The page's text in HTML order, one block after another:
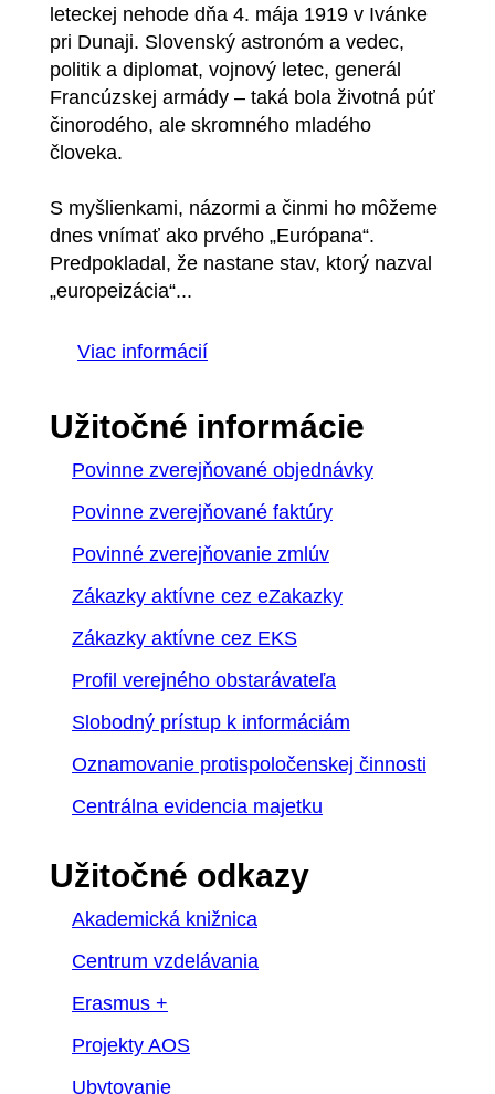
leteckej nehode dňa 4. mája 1919 v Ivánke
pri Dunaji. Slovenský astronóm a vedec,
politik a diplomat, vojnový letec, generál
Francúzskej armády – taká bola životná púť
činorodého, ale skromného mladého
človeka.
S myšlienkami, názormi a činmi ho môžeme
dnes vnímať ako prvého „Európana“.
Predpokladal, že nastane stav, ktorý nazval
„europeizácia“...
Viac informácií
Užitočné informácie
Povinne zverejňované objednávky
Povinne zverejňované faktúry
Povinné zverejňovanie zmlúv
Zákazky aktívne cez eZakazky
Zákazky aktívne cez EKS
Profil verejného obstarávateľa
Slobodný prístup k informáciám
Oznamovanie protispoločenskej činnosti
Centrálna evidencia majetku
Užitočné odkazy
Akademická knižnica
Centrum vzdelávania
Erasmus +
Projekty AOS
Ubytovanie